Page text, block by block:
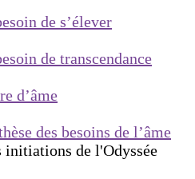
de s’élever
de transcendance
d’âme
des besoins de l’âme
de l'Odyssée